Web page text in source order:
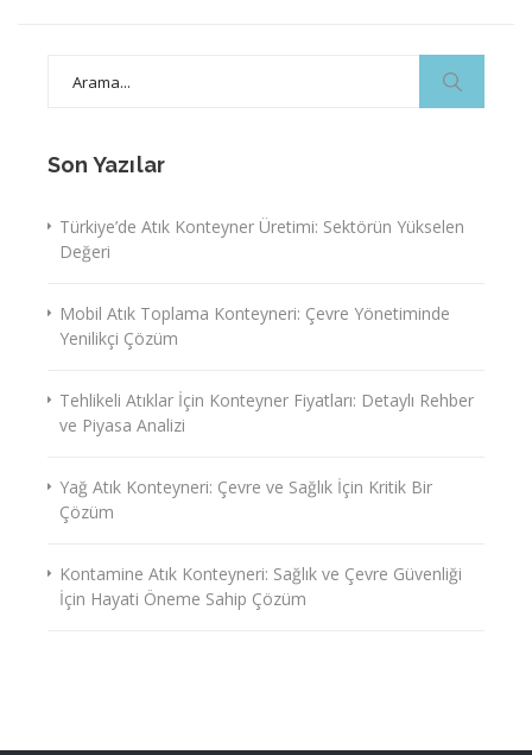
Son Yazılar
Türkiye’de Atık Konteyner Üretimi: Sektörün Yükselen
Değeri
Mobil Atık Toplama Konteyneri: Çevre Yönetiminde
Yenilikçi Çözüm
Tehlikeli Atıklar İçin Konteyner Fiyatları: Detaylı Rehber
ve Piyasa Analizi
Yağ Atık Konteyneri: Çevre ve Sağlık İçin Kritik Bir
Çözüm
Kontamine Atık Konteyneri: Sağlık ve Çevre Güvenliği
İçin Hayati Öneme Sahip Çözüm